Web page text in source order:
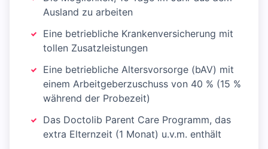
Ausland zu arbeiten
Eine betriebliche Krankenversicherung mit
tollen Zusatzleistungen
Eine betriebliche Altersvorsorge (bAV) mit
einem Arbeitgeberzuschuss von 40 % (15 %
während der Probezeit)
Das Doctolib Parent Care Programm, das
extra Elternzeit (1 Monat) u.v.m. enthält